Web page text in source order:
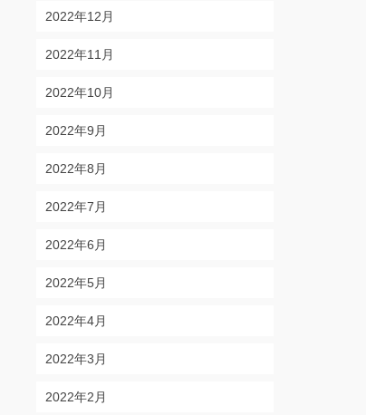
2022年12月
2022年11月
2022年10月
2022年9月
2022年8月
2022年7月
2022年6月
2022年5月
2022年4月
2022年3月
2022年2月